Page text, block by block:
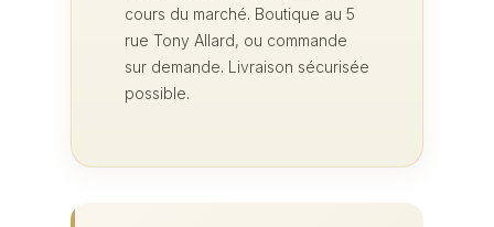
cours du marché. Boutique au 5
rue Tony Allard, ou commande
sur demande. Livraison sécurisée
possible.